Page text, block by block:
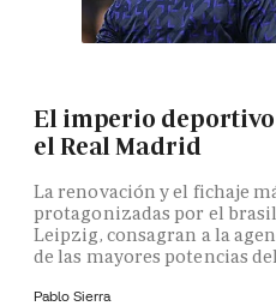
El imperio deportivo
el Real Madrid
La renovación y el fichaje
protagonizadas por el
Leipzig, consagran a la
de las mayores potencias
Pablo Sierra